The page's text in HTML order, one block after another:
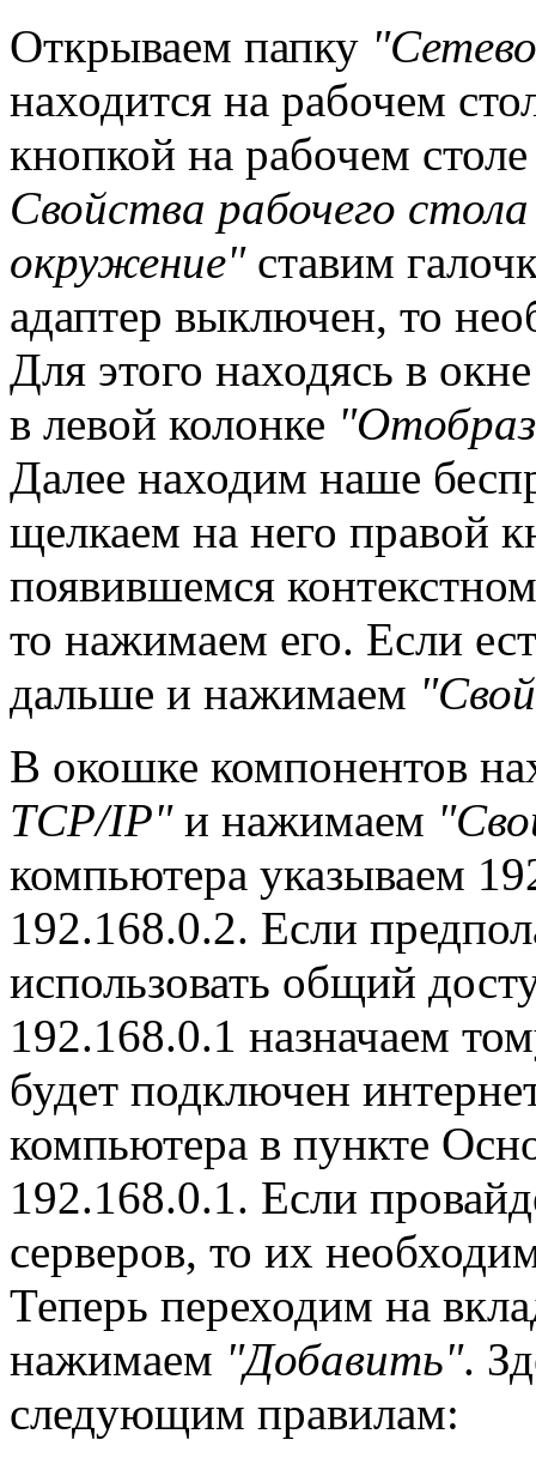
Открываем папку
находится на рабочем
кнопкой на рабочем
Свойства рабочего стола
окружение"ставим
адаптер выключен, то
Для этого находясь в
в левой колонке
Далее находим наше
щелкаем на него правой
появившемся
то нажимаем его. Если
дальше и нажимаем
В окошке компонентов
TCP/IP"и нажимаем
компьютера указываем
192.168.0.2. Если
использовать общий
192.168.0.1 назначаем
будет подключен
компьютера в пункте
192.168.0.1. Если
серверов, то их
Теперь переходим на
нажимаем "Добавить".
следующим правилам: